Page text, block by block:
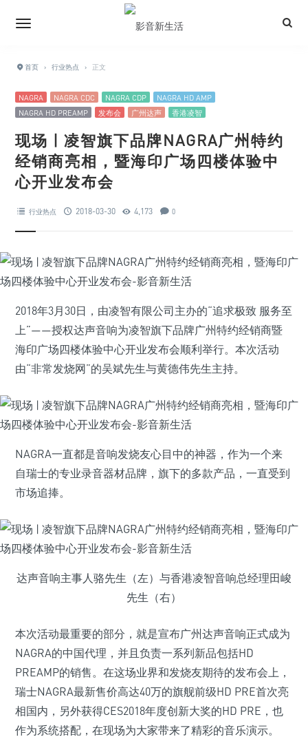
首页 › 行业热点 › 正文
NAGRA NAGRA CDC NAGRA CDP
NAGRA HD AMP
NAGRA HD PREAMP
发布会 广州达声 香港凌智
现场 | 凌智旗下品牌NAGRA广州特约
经销商亮相，暨海印广场四楼体验中
心开业发布会
行业热点 2018-03-30 4,173 0
2018年3月30日，由凌智有限公司主办的“追求极致 服务至
上”——授权达声音响为凌智旗下品牌广州特约经销商暨
海印广场四楼体验中心开业发布会顺利举行。本次活动
由“非常发烧网”的吴斌先生与黄德伟先生主持。
NAGRA一直都是音响发烧友心目中的神器，作为一个来
自瑞士的专业录音器材品牌，旗下的多款产品，一直受到
市场追捧。
达声音响主事人骆先生（左）与香港凌智音响总经理田峻
先生（右）
本次活动最重要的部分，就是宣布广州达声音响正式成为
NAGRA的中国代理，并且负责一系列新品包括HD
PREAMP的销售。 在这场业界和发烧友期待的发布会上，
瑞士NAGRA最新售价高达40万的旗舰前级HD PRE首次亮
相国内，另外获得CES2018年度创新大奖的HD PRE，也
作为系统搭配，在现场为大家带来了精彩的音乐演示。